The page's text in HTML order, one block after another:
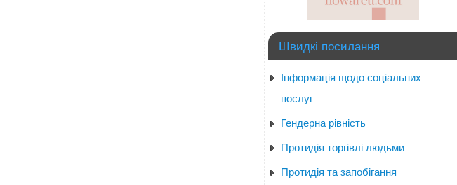
Швидкі посилання
Інформація щодо соціальних
послуг
Гендерна рівність
Протидія торгівлі людьми
Протидія та запобігання